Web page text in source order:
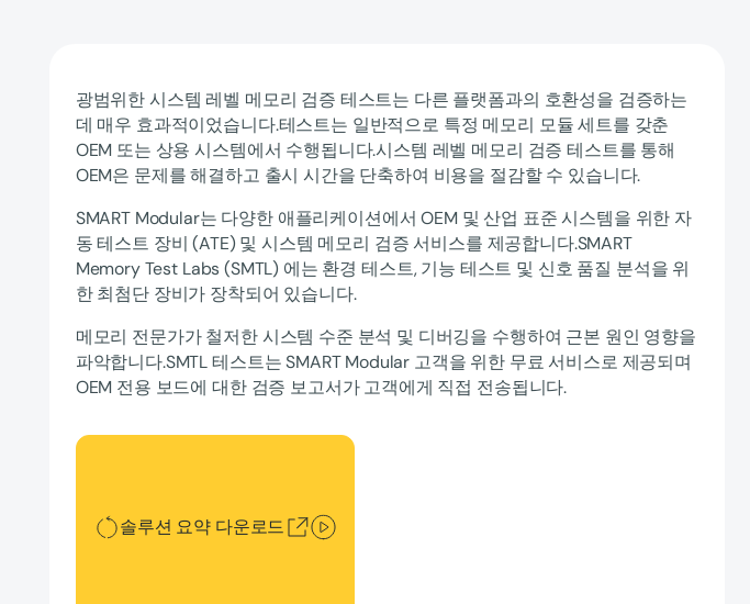
광범위한 시스템 레벨 메모리 검증 테스트는 다른 플랫폼과의 호환성을 검증하는
데 매우 효과적이었습니다.테스트는 일반적으로 특정 메모리 모듈 세트를 갖춘
OEM 또는 상용 시스템에서 수행됩니다.시스템 레벨 메모리 검증 테스트를 통해
OEM은 문제를 해결하고 출시 시간을 단축하여 비용을 절감할 수 있습니다.
SMART Modular는 다양한 애플리케이션에서 OEM 및 산업 표준 시스템을 위한 자
동 테스트 장비 (ATE) 및 시스템 메모리 검증 서비스를 제공합니다.SMART
Memory Test Labs (SMTL) 에는 환경 테스트, 기능 테스트 및 신호 품질 분석을 위
한 최첨단 장비가 장착되어 있습니다.
메모리 전문가가 철저한 시스템 수준 분석 및 디버깅을 수행하여 근본 원인 영향을
파악합니다.SMTL 테스트는 SMART Modular 고객을 위한 무료 서비스로 제공되며
OEM 전용 보드에 대한 검증 보고서가 고객에게 직접 전송됩니다.
솔루션 요약 다운로드
솔루션 요약 다운로드